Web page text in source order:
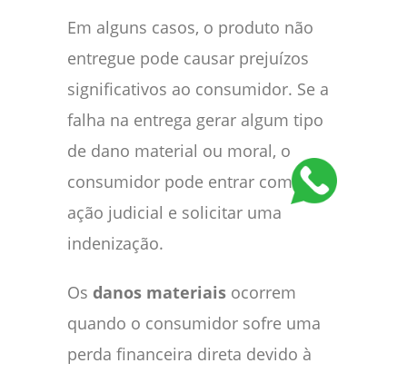
Em alguns casos, o produto não
entregue pode causar prejuízos
significativos ao consumidor. Se a
falha na entrega gerar algum tipo
de dano material ou moral, o
consumidor pode entrar com uma
ação judicial e solicitar uma
indenização.
Os danos materiais ocorrem
quando o consumidor sofre uma
perda financeira direta devido à